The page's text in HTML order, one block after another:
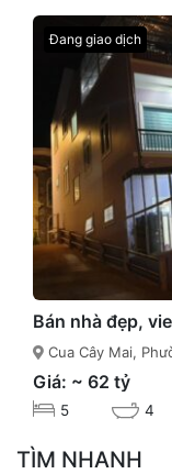
Đang giao dịch
Bán nhà đẹp,
Cua Cây Mai,
Giá: ~ 62 tỷ
5 4
TÌM NHANH